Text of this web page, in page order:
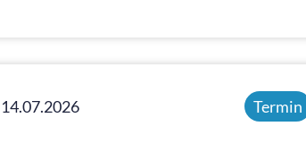
14.07.2026 Termin